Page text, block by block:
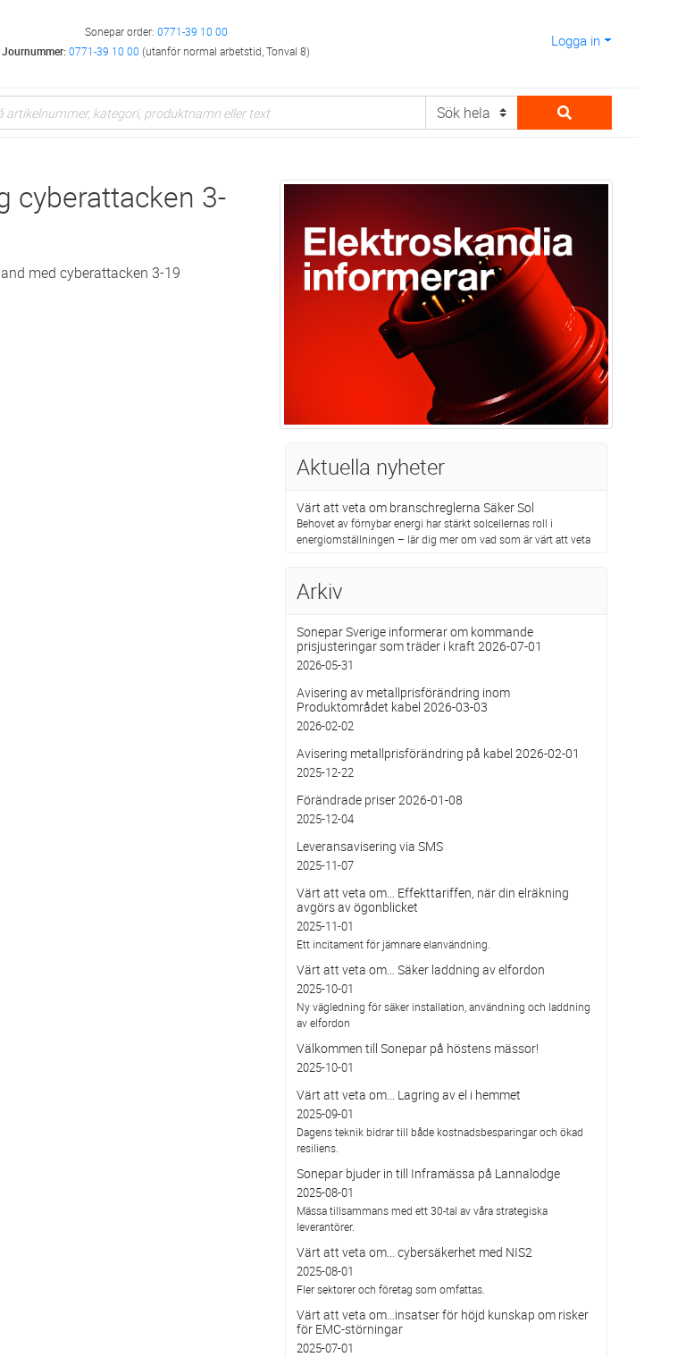
Sonepar order: 0771-39 10 00
Journummer:0771-39 10 00 (utanför normal arbetstid, Tonval 8)
Logga in
cyberattacken 3-
med cyberattacken 3-19
Aktuella nyheter
Värt att veta om branschreglerna Säker Sol
Behovet av förnybar energi har stärkt solcellernas roll i
energiomställningen – lär dig mer om vad som är värt att veta
Arkiv
Sonepar Sverige informerar om kommande
prisjusteringar som träder i kraft 2026-07-01
2026-05-31
Avisering av metallprisförändring inom
Produktområdet kabel 2026-03-03
2026-02-02
Avisering metallprisförändring på kabel 2026-02-01
2025-12-22
Förändrade priser 2026-01-08
2025-12-04
Leveransavisering via SMS
2025-11-07
Värt att veta om… Effekttariffen, när din elräkning
avgörs av ögonblicket
2025-11-01
Ett incitament för jämnare elanvändning.
Värt att veta om… Säker laddning av elfordon
2025-10-01
Ny vägledning för säker installation, användning och laddning
av elfordon
Välkommen till Sonepar på höstens mässor!
2025-10-01
Värt att veta om... Lagring av el i hemmet
2025-09-01
Dagens teknik bidrar till både kostnadsbesparingar och ökad
resiliens.
Sonepar bjuder in till Inframässa på Lannalodge
2025-08-01
Mässa tillsammans med ett 30-tal av våra strategiska
leverantörer.
Värt att veta om... cybersäkerhet med NIS2
2025-08-01
Fler sektorer och företag som omfattas.
Värt att veta om…insatser för höjd kunskap om risker
för EMC-störningar
2025-07-01